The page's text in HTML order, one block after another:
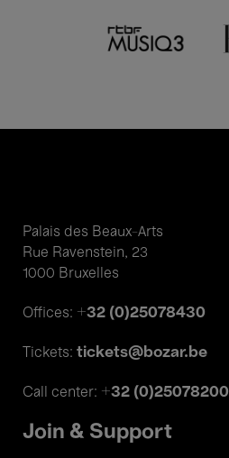
Palais des Beaux-Arts
Rue Ravenstein, 23
1000 Bruxelles
Offices: +32 (0)25078430
Tickets: tickets@bozar.be
Call center: +32 (0)25078200
Join & Support